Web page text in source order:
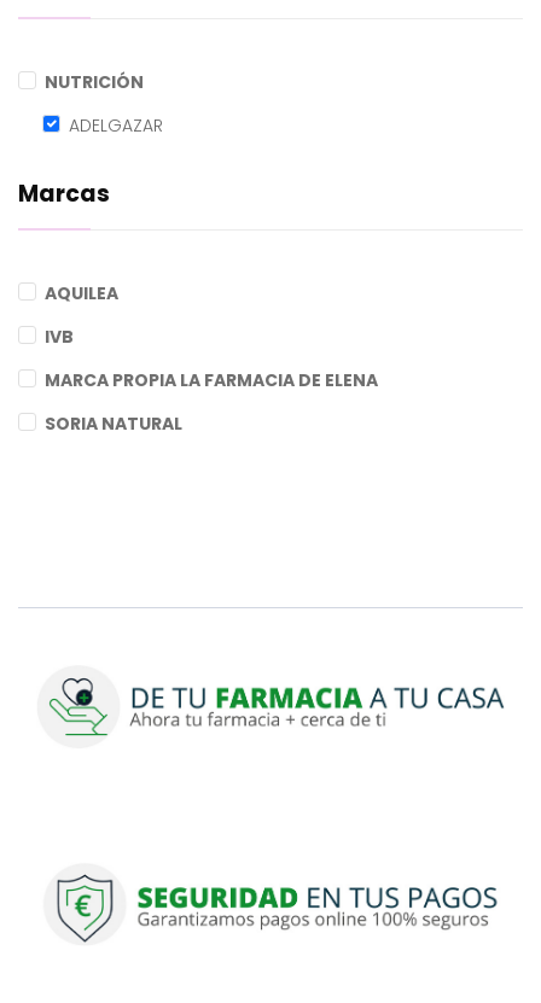
NUTRICIÓN
ADELGAZAR
Marcas
AQUILEA
IVB
MARCA PROPIA LA FARMACIA DE ELENA
SORIA NATURAL